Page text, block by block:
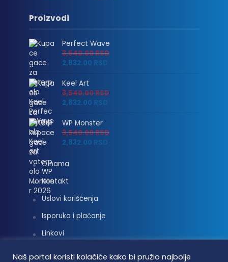
Proizvodi
Perfect Wave
3,540.00RSD
2,832.00 RSD
Keel Art
3,540.00RSD
2,832.00 RSD
WP Monster
3,540.00RSD
2,832.00 RSD
O nama
Kontakt
Uslovi korišćenja
Isporuka i plaćanje
Linkovi
Naš portal koristi kolačiće kako bi pružio najbolje